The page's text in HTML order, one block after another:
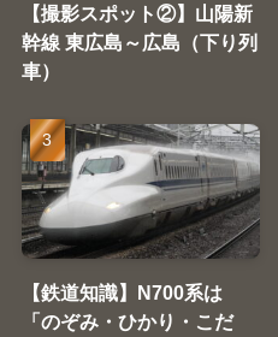
【撮影スポット②】山陽新
幹線 東広島～広島（下り列
車）
【鉄道知識】N700系は
「のぞみ・ひかり・こだ